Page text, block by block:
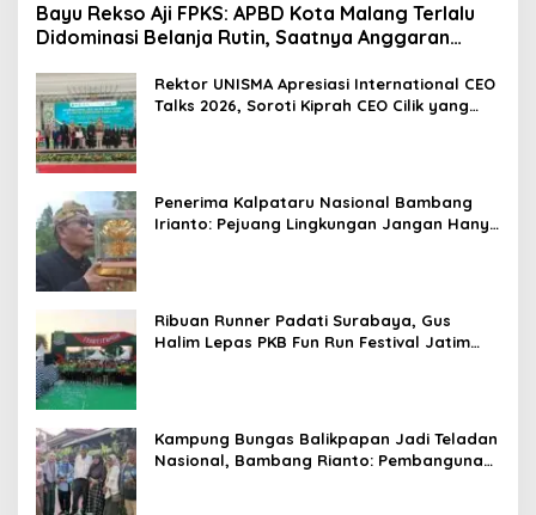
Bayu Rekso Aji FPKS: APBD Kota Malang Terlalu
Didominasi Belanja Rutin, Saatnya Anggaran
Rektor UNISMA Apresiasi International CEO
Talks 2026, Soroti Kiprah CEO Cilik yang
Penerima Kalpataru Nasional Bambang
Irianto: Pejuang Lingkungan Jangan Hanya
Ribuan Runner Padati Surabaya, Gus
Halim Lepas PKB Fun Run Festival Jatim
Kampung Bungas Balikpapan Jadi Teladan
Nasional, Bambang Rianto: Pembangunan